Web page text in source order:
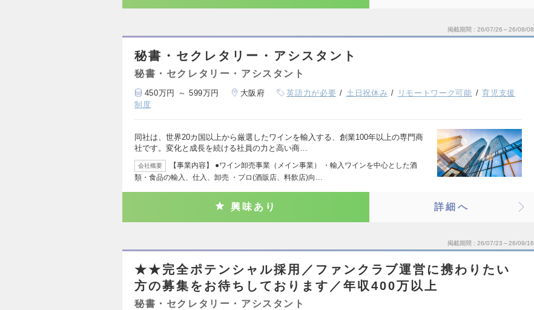
掲載期間 26/07/26～26/08/08
秘書・セクレタリー・アシスタント
秘書・セクレタリー・アシスタント
450万円 ～ 599万円 大阪府 英語力が必要 土日祝休み リモートワーク可能
育児支援
制度
同社は、世界20カ国以上から厳選したワインを輸入する、創業100年以上の専門商
社です。変化と成長を続ける社員の力と高い商…
会社概要
【事業内容】 ●ワイン卸売事業（メイン事業） ・輸入ワインを中心とした酒
類・食品の輸入、仕入、卸売 ・プロ(酒販店、料飲店)向…
興味あり 詳細へ
掲載期間 26/07/23～26/09/16
★★完全ポテンシャル採用／ファンクラブ運営に携わりたい
方の募集をお待ちしております／年収400万以上
秘書・セクレタリー・アシスタント